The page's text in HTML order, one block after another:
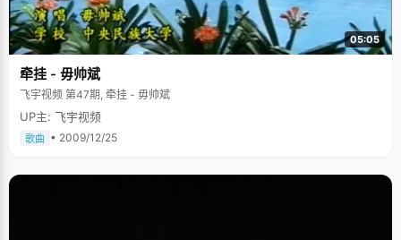
05:05
牵挂 - 毋帅斌
飞宇视频 第47期, 牵挂 - 毋帅斌
UP主: 飞宇视频
歌曲 • 2009/12/25